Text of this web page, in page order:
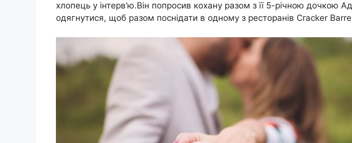
хлопець у інтерв’ю.Він попросив кохану разом з її 5-річною дочкою
одягнутися, щоб разом поснідати в одному з ресторанів Cracker